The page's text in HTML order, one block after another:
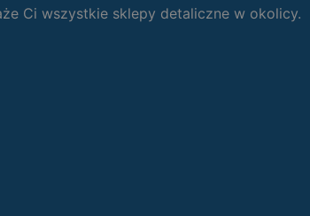
Ci wszystkie sklepy detaliczne w okolicy.